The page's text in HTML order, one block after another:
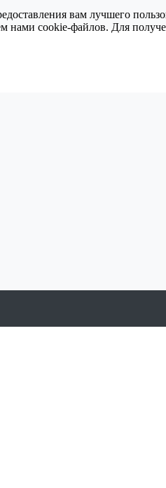
вам лучшего
нами cookie-файлов. Для